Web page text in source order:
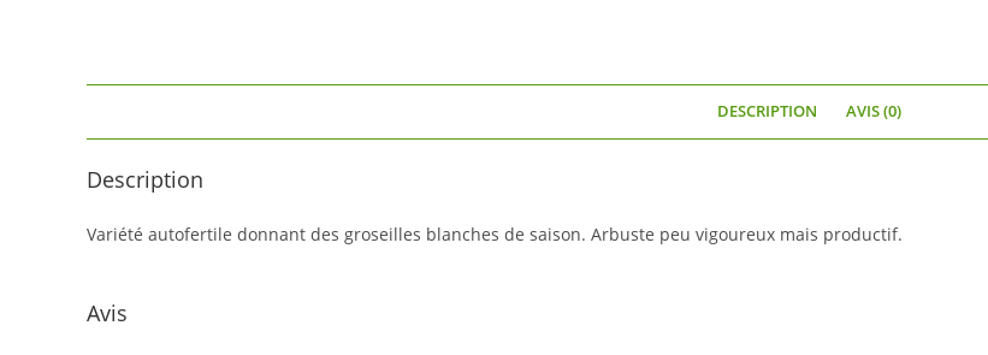
DESCRIPTION AVIS (0)
Description
Variété autofertile donnant des groseilles blanches de saison. Arbuste peu vigoureux mais productif.
Avis